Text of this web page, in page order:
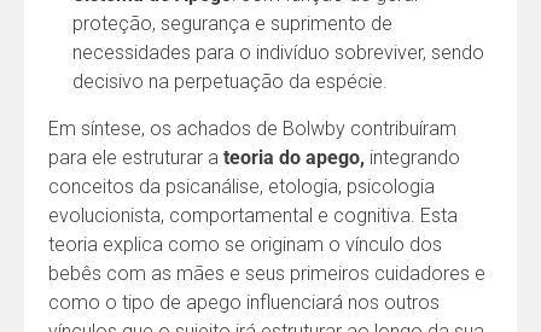
proteção, segurança e suprimento de
necessidades para o indivíduo sobreviver, sendo
decisivo na perpetuação da espécie.
Em síntese, os achados de Bolwby contribuíram
para ele estruturar a teoria do apego, integrando
conceitos da psicanálise, etologia, psicologia
evolucionista, comportamental e cognitiva. Esta
teoria explica como se originam o vínculo dos
bebês com as mães e seus primeiros cuidadores e
como o tipo de apego influenciará nos outros